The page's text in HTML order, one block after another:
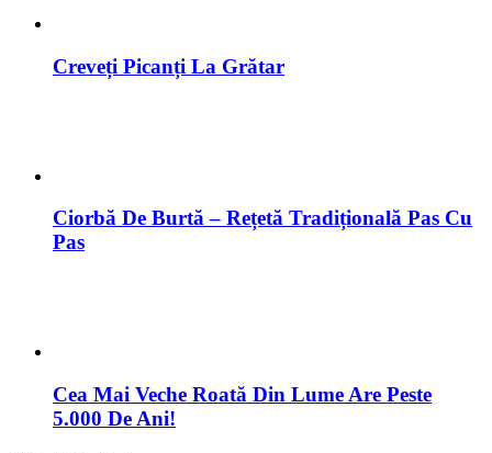
Creveți Picanți La Grătar
Ciorbă De Burtă – Rețetă Tradițională Pas Cu
Pas
Cea Mai Veche Roată Din Lume Are Peste
5.000 De Ani!